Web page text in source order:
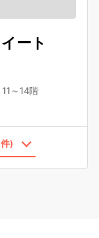
ート
～14階
)